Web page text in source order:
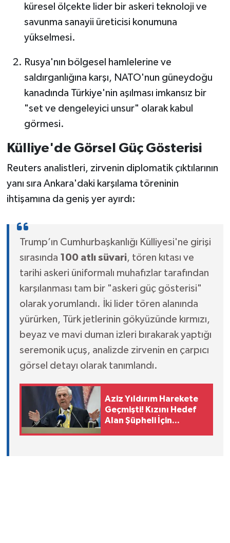
küresel ölçekte lider bir askeri teknoloji ve
savunma sanayii üreticisi konumuna
yükselmesi.
Rusya'nın bölgesel hamlelerine ve
saldırganlığına karşı, NATO'nun güneydoğu
kanadında Türkiye'nin aşılması imkansız bir
"set ve dengeleyici unsur" olarak kabul
görmesi.
Külliye'de Görsel Güç Gösterisi
Reuters analistleri, zirvenin diplomatik çıktılarının
yanı sıra Ankara'daki karşılama töreninin
ihtişamına da geniş yer ayırdı:
Trump’ın Cumhurbaşkanlığı Külliyesi'ne girişi
sırasında 100 atlı süvari, tören kıtası ve
tarihi askeri üniformalı muhafızlar tarafından
karşılanması tam bir "askeri güç gösterisi"
olarak yorumlandı. İki lider tören alanında
yürürken, Türk jetlerinin gökyüzünde kırmızı,
beyaz ve mavi duman izleri bırakarak yaptığı
seremonik uçuş, analizde zirvenin en çarpıcı
görsel detayı olarak tanımlandı.
Aziz Yıldırım Harekete
Geçmişti! Kızını Hedef
Alan Şüpheli İçin